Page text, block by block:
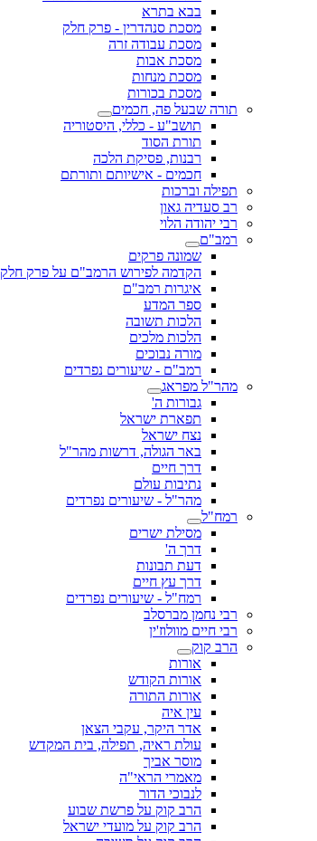
בבא בתרא
מסכת סנהדרין - פרק חלק
מסכת עבודה זרה
מסכת אבות
מסכת מנחות
מסכת בכורות
תורה שבעל פה, חכמים
תושב"ע - כללי, היסטוריה
תורת הסוד
רבנות, פסיקת הלכה
חכמים - אישיותם ותורתם
תפילה וברכות
רב סעדיה גאון
רבי יהודה הלוי
רמב"ם
שמונה פרקים
הקדמה לפירוש הרמב"ם על פרק חלק
איגרות רמב"ם
ספר המדע
הלכות תשובה
הלכות מלכים
מורה נבוכים
רמב"ם - שיעורים נפרדים
מהר"ל מפראג
גבורות ה'
תפארת ישראל
נצח ישראל
באר הגולה, דרשות מהר"ל
דרך חיים
נתיבות עולם
מהר"ל - שיעורים נפרדים
רמח"ל
מסילת ישרים
דרך ה'
דעת תבונות
דרך עץ חיים
רמח"ל - שיעורים נפרדים
רבי נחמן מברסלב
רבי חיים מוולוז'ין
הרב קוק
אורות
אורות הקודש
אורות התורה
עין איה
אדר היקר, עקבי הצאן
עולת ראיה, תפילה, בית המקדש
מוסר אביך
מאמרי הראי"ה
לנבוכי הדור
הרב קוק על פרשת שבוע
הרב קוק על מועדי ישראל